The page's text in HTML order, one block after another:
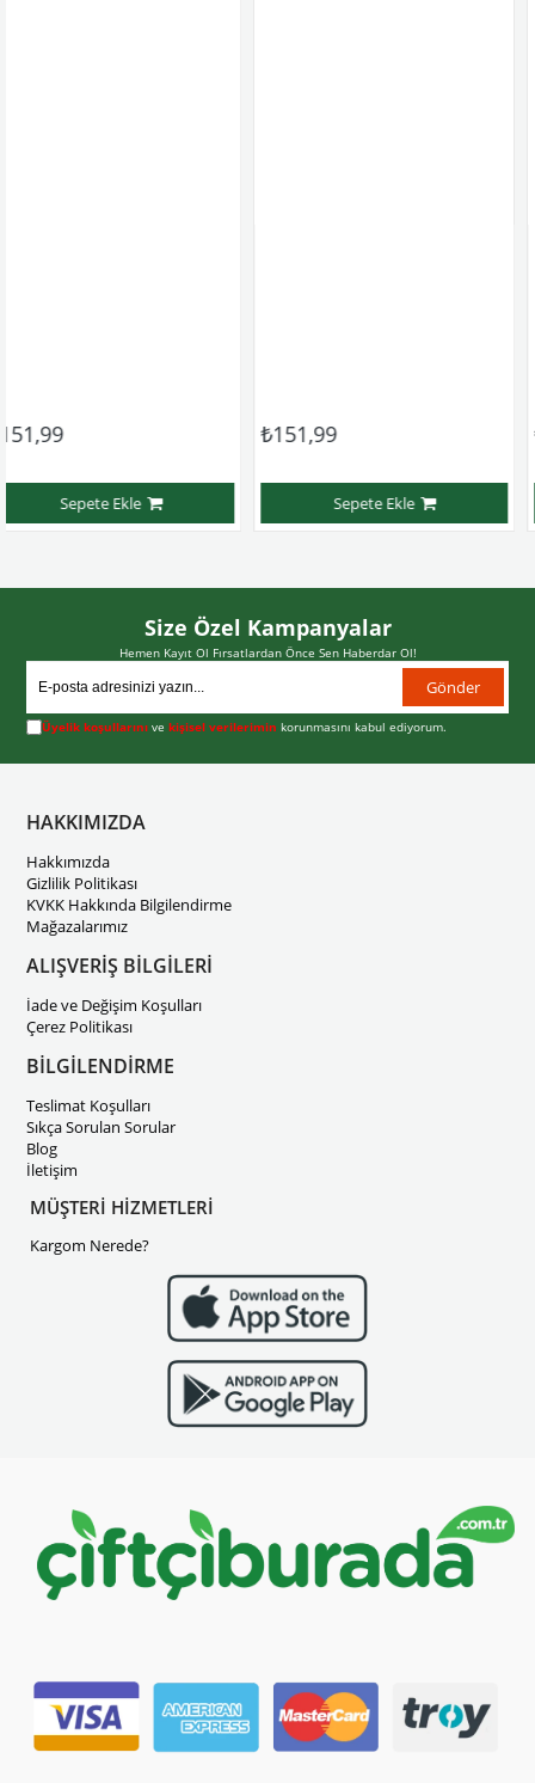
Size Özel Kampanyalar
Hemen Kayıt Ol Fırsatlardan Önce Sen Haberdar Ol!
Gönder
Üyelik koşullarını vekişisel verilerimin korunmasını kabul ediyorum.
HAKKIMIZDA
Hakkımızda
Gizlilik Politikası
KVKK Hakkında Bilgilendirme
Mağazalarımız
ALIŞVERİŞ BİLGİLERİ
İade ve Değişim Koşulları
Çerez Politikası
BİLGİLENDİRME
Teslimat Koşulları
Sıkça Sorulan Sorular
Blog
İletişim
MÜŞTERİ HİZMETLERİ
Kargom Nerede?